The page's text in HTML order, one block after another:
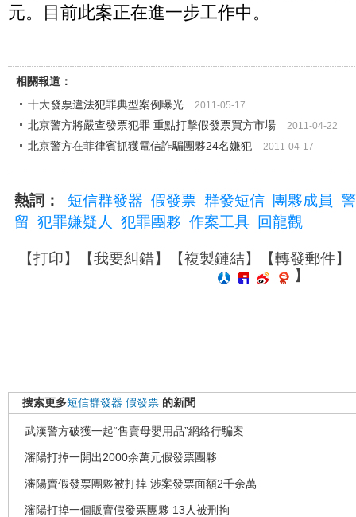
元。目前此案正在進一步工作中。
相關報道：
十大發票違法犯罪典型案例曝光
2011-05-17
北京警方將嚴查發票犯罪 重點打擊假發票買方市場 2011-04-22
北京警方在菲律賓抓獲電信詐騙團夥24名嫌犯 2011-04-17
熱詞： 短信群發器 假發票 群發短信 團夥成員
留 犯罪嫌疑人 犯罪團夥 作案工具 回龍觀
【打印】【我要糾錯】【複製鏈結】【轉發郵件】
】
搜索更多短信群發器 假發票 的新聞
武漢警方破獲一起“售賣母嬰用品”網絡行騙案
瀋陽打掉一開出2000余萬元假發票團夥
瀋陽賣假發票團夥被打掉 涉案發票面額2千余萬
瀋陽打掉一個販賣假發票團夥 13人被刑拘